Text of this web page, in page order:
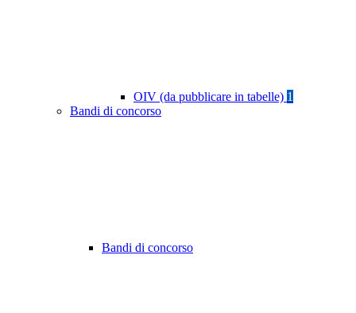
OIV (da pubblicare in tabelle) 1
Bandi di concorso
Bandi di concorso